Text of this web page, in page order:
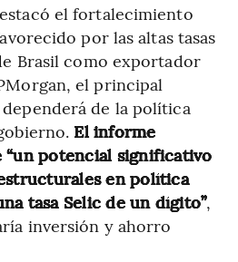
el fortalecimiento
por las altas tasas
Brasil como exportador
el principal
de la política
El informe
“un potencial significativo
en política
tasa Selic de un dígito”,
inversión y ahorro